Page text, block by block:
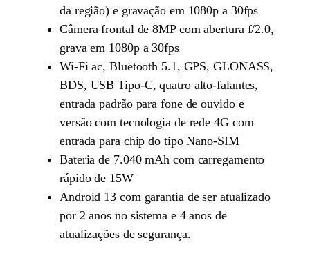
da região) e gravação em 1080p a 30fps
Câmera frontal de 8MP com abertura f/2.0,
grava em 1080p a 30fps
Wi-Fi ac, Bluetooth 5.1, GPS, GLONASS,
BDS, USB Tipo-C, quatro alto-falantes,
entrada padrão para fone de ouvido e
versão com tecnologia de rede 4G com
entrada para chip do tipo Nano-SIM
Bateria de 7.040 mAh com carregamento
rápido de 15W
Android 13 com garantia de ser atualizado
por 2 anos no sistema e 4 anos de
atualizações de segurança.